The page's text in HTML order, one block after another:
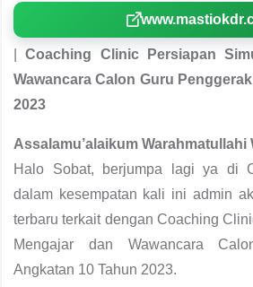
|Coaching Clinic Persiapan
Wawancara Calon Guru
2023
Assalamu’alaikum Warahmatullahi
Halo Sobat, berjumpa lagi ya di
dalam kesempatan kali ini admin
terbaru terkait dengan Coaching
Mengajar dan Wawancara
Angkatan 10 Tahun 2023.